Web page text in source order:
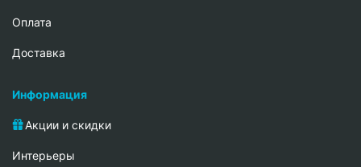
Oплата
Доставка
Информация
Акции и скидки
Интерьеры